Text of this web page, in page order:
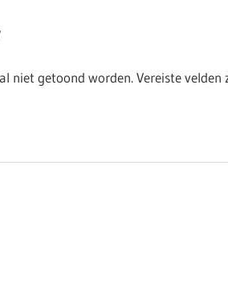
niet getoond worden.Vereiste velden